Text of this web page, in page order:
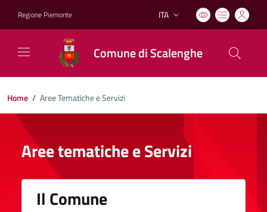
Regione Piemonte Lingua attiva:
ITA
Comune di Scalenghe
Home / Aree Tematiche e Servizi
Aree tematiche e Servizi
Il Comune